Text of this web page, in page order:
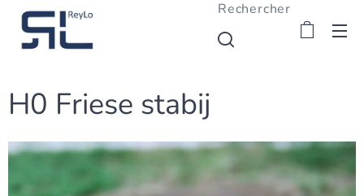
Rechercher
H0 Friese stabij